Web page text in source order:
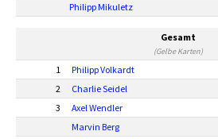
Philipp Mikuletz
Gesamt
(Gelbe Karten)
1 Philipp Volkardt
2
Charlie Seidel
3
Axel Wendler
Marvin Berg